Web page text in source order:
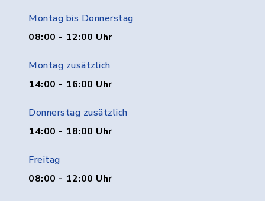
Montag bis Donnerstag
08:00 - 12:00 Uhr
Montag zusätzlich
14:00 - 16:00 Uhr
Donnerstag zusätzlich
14:00 - 18:00 Uhr
Freitag
08:00 - 12:00 Uhr